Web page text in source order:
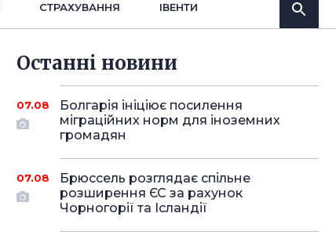
СТРАХУВАННЯ IВЕНТИ
Останнi новини
07.08
Болгарія ініціює посилення
міграційних норм для іноземних
громадян
07.08
Брюссель розглядає спільне
розширення ЄС за рахунок
Чорногорії та Ісландії